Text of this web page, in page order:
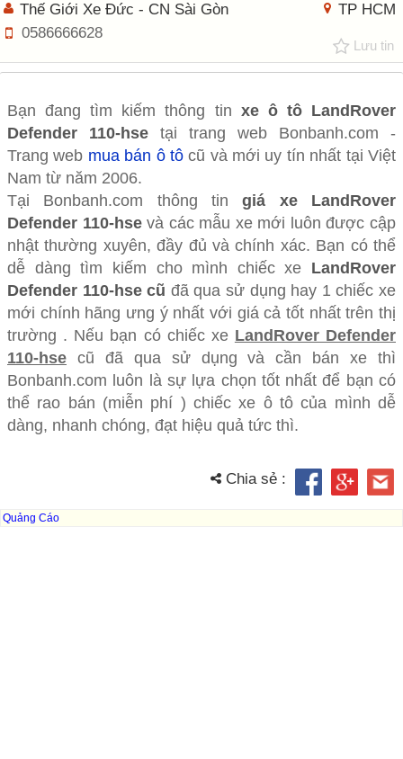
TP HCM
Thế Giới Xe Đức - CN Sài Gòn
0586666628
Lưu tin
Bạn đang tìm kiếm thông tin xe ô tô LandRover
Defender 110-hse tại trang web Bonbanh.com -
Trang web mua bán ô tôcũ và mới uy tín nhất tại Việt
Nam từ năm 2006.
Tại Bonbanh.com thông tingiá xe LandRover
Defender 110-hsevà các mẫu xe mới luôn được cập
nhật thường xuyên, đầy đủ và chính xác. Bạn có thể
dễ dàng tìm kiếm cho mình chiếc xe LandRover
Defender 110-hse cũ đã qua sử dụng hay 1 chiếc xe
mới chính hãng ưng ý nhất với giá cả tốt nhất trên thị
trường . Nếu bạn có chiếc xe LandRover Defender
110-hse cũ đã qua sử dụng và cần bán xe thì
Bonbanh.com luôn là sự lựa chọn tốt nhất để bạn có
thể rao bán (miễn phí ) chiếc xe ô tô của mình dễ
dàng, nhanh chóng, đạt hiệu quả tức thì.
Chia sẻ :
Quảng Cáo